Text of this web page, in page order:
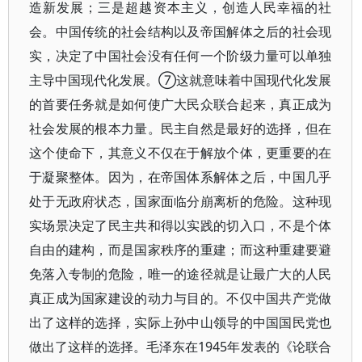
造新发展；三是超越资本主义，创造人民幸福的社
会。中国传统的社会结构以及帝国解体之后的社会现
实，决定了中国社会没有任何一个阶级力量可以单独
主导中国现代化发展。⑦这就意味着中国现代化发展
的首要任务就是如何使广大民众联合起来，真正成为
社会发展的根本力量。民主自然是最好的选择，但在
这个使命下，其意义不仅在于解放个体，更重要的在
于凝聚整体。因为，在帝国体系解体之后，中国几乎
处于无政府状态，国家面临分崩离析的危险。这种现
实场景决定了民主共和得以实践的切入口，不是个体
自由的建构，而是国家秩序的重建；而这种重建要避
免落入专制的危险，唯一的途径就是让最广大的人民
真正成为国家建设的动力与目的。不仅中国共产党做
出了这样的选择，实际上孙中山领导的中国国民党也
做出了这样的选择。毛泽东在1945年发表的《论联合